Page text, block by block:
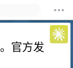
官方发